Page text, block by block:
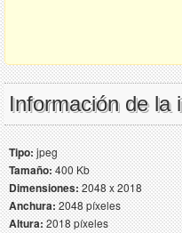
Información de la
Tipo:jpeg
Tamaño:400 Kb
Dimensiones:2048 x 2018
Anchura:2048 píxeles
Altura:2018 píxeles